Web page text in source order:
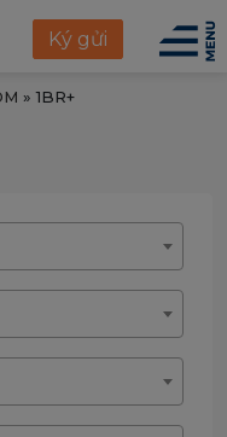
Ký gửi
»1BR+